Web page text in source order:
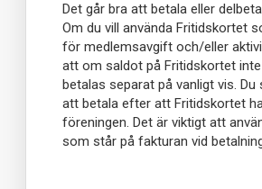
Det går bra att betala eller
Om du vill använda Fritidskortet
för medlemsavgift och/eller
att om saldot på Fritidskortet
betalas separat på vanligt vis.
att betala efter att Fritidskortet
föreningen. Det är viktigt att
som står på fakturan vid